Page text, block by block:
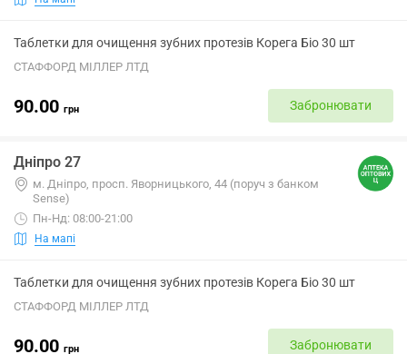
Таблетки для очищення зубних протезів Корега Біо 30 шт
СТАФФОРД МІЛЛЕР ЛТД
90.00 грн Забронювати
Дніпро 27
м. Дніпро, просп. Яворницького, 44 (поруч з банком
Sense)
Пн-Нд: 08:00-21:00
На мапі
Таблетки для очищення зубних протезів Корега Біо 30 шт
СТАФФОРД МІЛЛЕР ЛТД
90.00 грн Забронювати